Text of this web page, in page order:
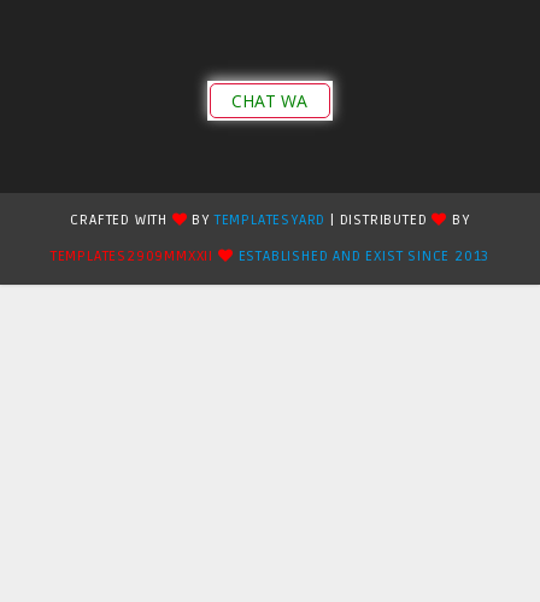
CHAT WA
CRAFTED WITH BYTEMPLATESYARD | DISTRIBUTED
BY
TEMPLATES2909MMXXII
ESTABLISHED AND EXIST SINCE 2013